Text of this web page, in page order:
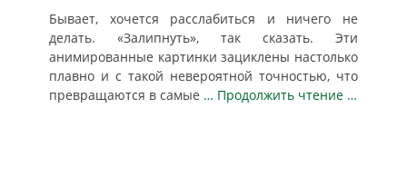
Бывает, хочется расслабиться и ничего не
делать. «Залипнуть», так сказать. Эти
анимированные картинки зациклены настолько
плавно и с такой невероятной точностью, что
превращаются в самые … Продолжить чтение …